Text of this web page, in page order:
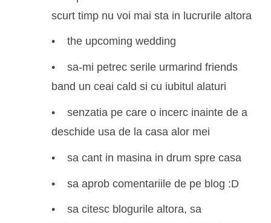
scurt timp nu voi mai sta in lucrurile altora
the upcoming wedding
sa-mi petrec serile urmarind friends
band un ceai cald si cu iubitul alaturi
senzatia pe care o incerc inainte de a
deschide usa de la casa alor mei
sa cant in masina in drum spre casa
sa aprob comentariile de pe blog :D
sa citesc blogurile altora, sa